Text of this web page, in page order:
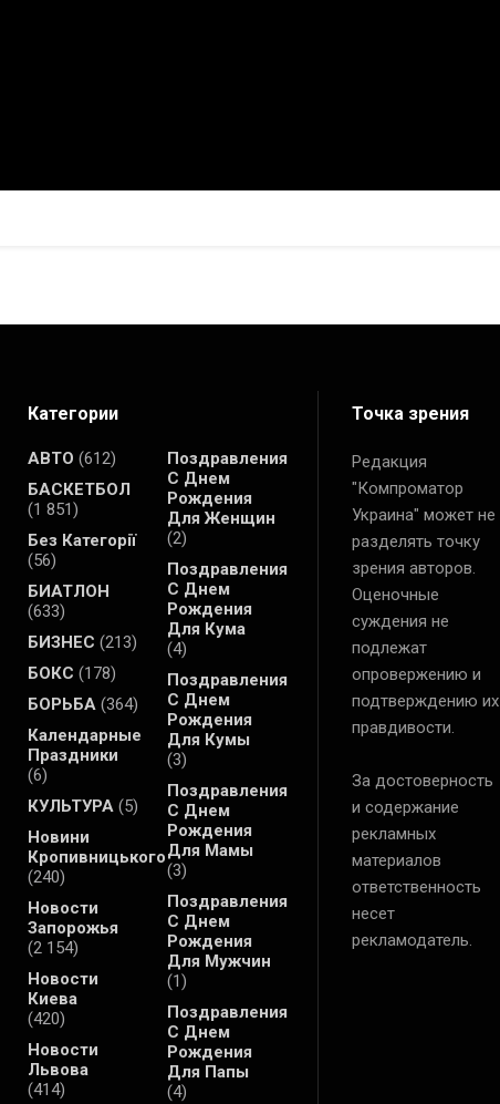
Категории
АВТО (612)
БАСКЕТБОЛ
(1 851)
Без Категорії
(56)
БИАТЛОН
(633)
БИЗНЕС (213)
БОКС (178)
БОРЬБА (364)
Календарные
Праздники
(6)
КУЛЬТУРА (5)
Новини
Кропивницького
(240)
Новости
Запорожья
(2 154)
Новости
Киева
(420)
Новости
Львова
(414)
Поздравления
С Днем
Рождения
Для Женщин
(2)
Поздравления
С Днем
Рождения
Для Кума
(4)
Поздравления
С Днем
Рождения
Для Кумы
(3)
Поздравления
С Днем
Рождения
Для Мамы
(3)
Поздравления
С Днем
Рождения
Для Мужчин
(1)
Поздравления
С Днем
Рождения
Для Папы
(4)
Точка зрения
Редакция
"Компроматор
Украина" может не
разделять точку
зрения авторов.
Оценочные
суждения не
подлежат
опровержению и
подтверждению их
правдивости.
За достоверность
и содержание
рекламных
материалов
ответственность
несет
рекламодатель.